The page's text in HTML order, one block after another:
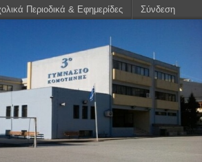
Περιοδικά & Εφημερίδες Σύνδεση